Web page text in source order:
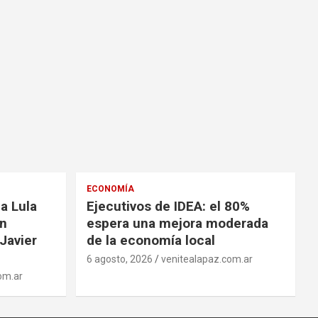
Lula
ECONOMÍA
Ejecutivos de IDEA: el 80%
espera una mejora moderada
de la economía local
6 agosto, 2026 venitealapaz.com.ar